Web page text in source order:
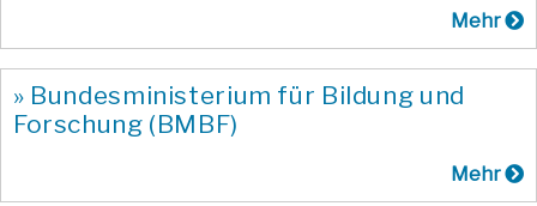
Mehr
» Bundesministerium für Bildung und
Forschung (BMBF)
Mehr